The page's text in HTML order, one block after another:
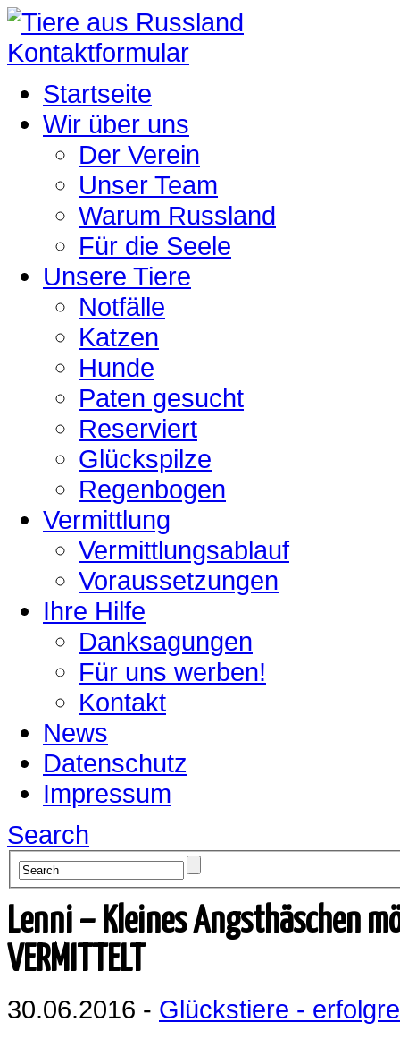
Kontaktformular
Startseite
Wir über uns
Der Verein
Unser Team
Warum Russland
Für die Seele
Unsere Tiere
Notfälle
Katzen
Hunde
Paten gesucht
Reserviert
Glückspilze
Regenbogen
Vermittlung
Vermittlungsablauf
Voraussetzungen
Ihre Hilfe
Danksagungen
Für uns werben!
Kontakt
News
Datenschutz
Impressum
Search
Lenni – Kleines Angsthäschen
VERMITTELT
30.06.2016 - Glückstiere -